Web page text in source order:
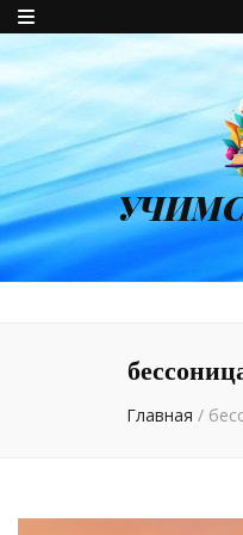
Главная /